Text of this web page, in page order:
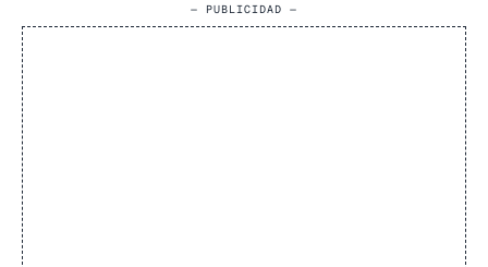
— PUBLICIDAD —